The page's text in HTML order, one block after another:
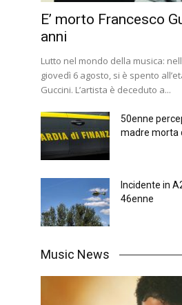
E’ morto Francesco
anni
Lutto nel mondo della musica:
giovedì 6 agosto, si è spento
Guccini. L’artista è deceduto a...
50enne
madre morta
Incidente in
46enne
Music News